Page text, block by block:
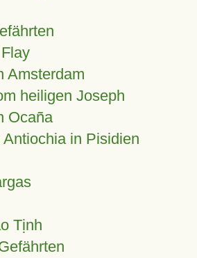
Amsterdam
heiligen Joseph
Ocaña
in Pisidien
Tịnh